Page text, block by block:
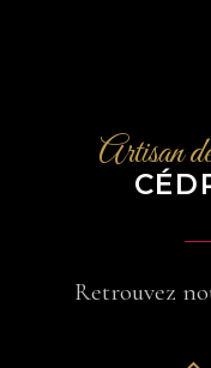
Artisan
Retrouvez